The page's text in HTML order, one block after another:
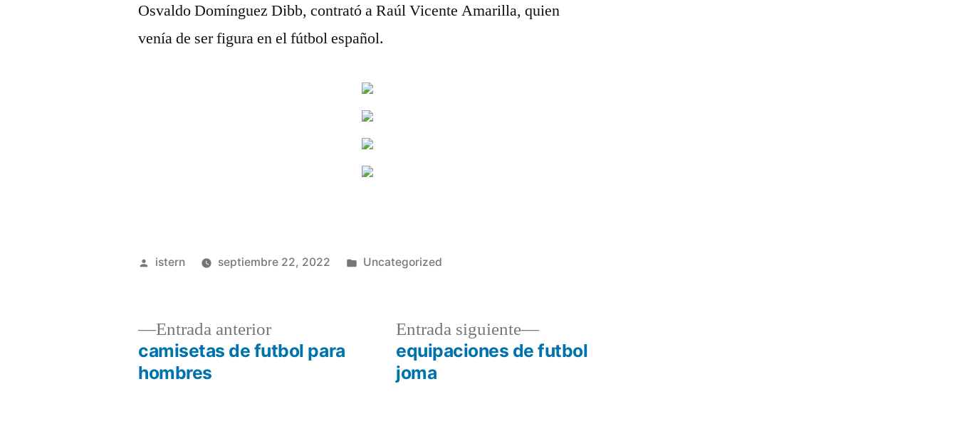
Osvaldo Domínguez Dibb, contrató a Raúl Vicente Amarilla, quien
venía de ser figura en el fútbol español.
Publicado
istern septiembre 22, 2022
Publicado
Uncategorized
Navegación
Entrada anteriorEntrada
anterior:
camisetas de futbol para
hombres
Entrada siguiente
Entrada
siguiente:
equipaciones de futbol
joma